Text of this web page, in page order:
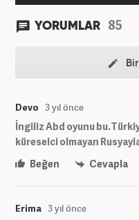
YORUMLAR 85
Devo 3 yıl önce
İngiliz Abd oyunu
küreselci olmayan
Beğen
Cevapla
Erima 3 yıl önce